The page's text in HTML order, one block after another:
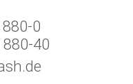
0
40